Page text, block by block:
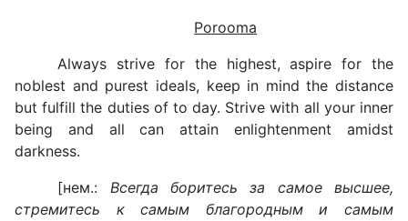
Porooma
Always strive for the highest, aspire for the
noblest and purest ideals, keep in mind the distance
but fulfill the duties of to day. Strive with all your inner
being and all can attain enlightenment amidst
darkness.
[нем.: Всегда боритесь за самое высшее,
стремитесь к самым благородным и самым